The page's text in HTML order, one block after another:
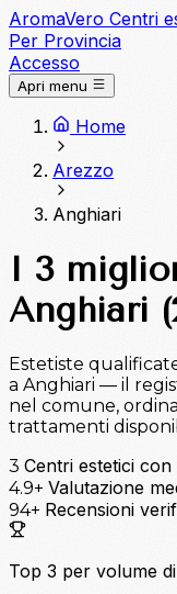
AromaVero Centri
Per Provincia
Accesso
Apri menu
Home
Arezzo
Anghiari
I 3
Anghiari
Estetiste
a Anghiari — il
nel comune,
trattamenti
3 Centri estetici
4.9+ Valutazione
94+ Recensioni
Top 3 per volume